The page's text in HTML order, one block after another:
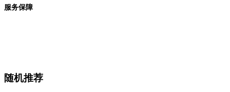
服务保障
随机推荐